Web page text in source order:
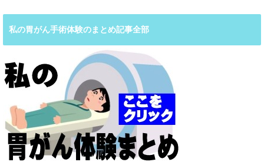
私の胃がん手術体験のまとめ記事全部